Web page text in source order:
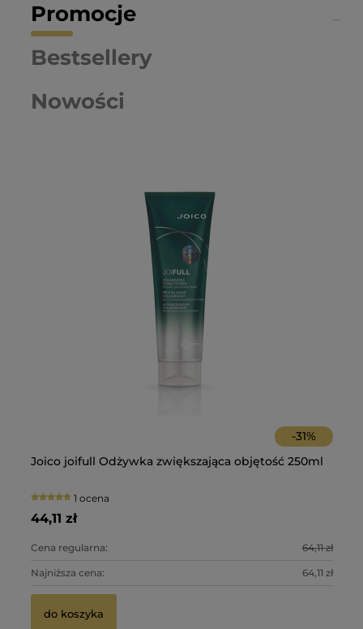
Promocje
Nowości
Bestsellery
-31%
Joico joifull Odżywka zwiększająca objętość 250ml
1 ocena
44,11 zł
Cena regularna: 64,11 zł
Najniższa cena: 64,11 zł
do koszyka